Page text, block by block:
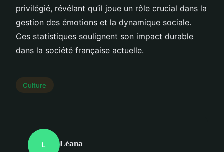
privilégié, révélant qu’il joue un rôle crucial dans la
gestion des émotions et la dynamique sociale.
Ces statistiques soulignent son impact durable
dans la société française actuelle.
Culture
L Léana